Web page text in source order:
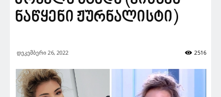
ნაწყენი ჟურნალისტი)
დეკემბერი 26, 2022 2516